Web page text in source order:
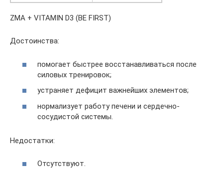
ZMA + VITAMIN D3 (BE FIRST)
Достоинства:
помогает быстрее восстанавливаться после
силовых тренировок;
устраняет дефицит важнейших элементов;
нормализует работу печени и сердечно-
сосудистой системы.
Недостатки:
Отсутствуют.